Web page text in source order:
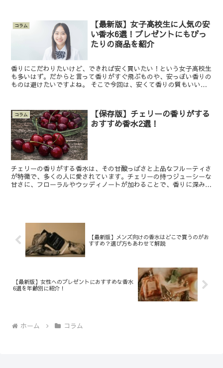
コラム
【最新版】女子高校生に人気の安
い香水6選！プレゼントにもぴっ
たりの商品を紹介
香りにこだわりたいけど、できれば安く買いたい！という女子高校生
も多いはず。だからと言って香りがすぐ飛ぶものや、安っぽい香りの
ものは避けたいですよね。 そこで今回は、安くて香りの質もいいと
コラム
【保存版】チェリーの香りがする
おすすめ香水2選！
チェリーの香りがする香水は、その甘酸っぱさと上品なフルーティさ
が特徴で、多くの人に愛されています。チェリーの持つジューシーな
甘さに、フローラルやウッディノートが加わることで、香りに深みや
【最新版】メンズ向けの香水はどこで買うのがお
すすめ？選び方もあわせて解説
【最新版】女性へのプレゼントにおすすめな香水
6選を年齢別に紹介！
ホーム コラム